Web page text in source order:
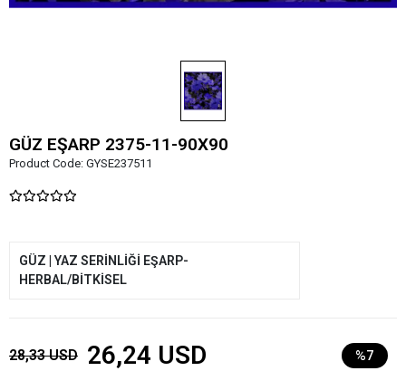
GÜZ EŞARP 2375-11-90X90
Product Code: GYSE237511
GÜZ | YAZ SERİNLİĞİ EŞARP-
HERBAL/BİTKİSEL
28,33 USD 26,24 USD %7